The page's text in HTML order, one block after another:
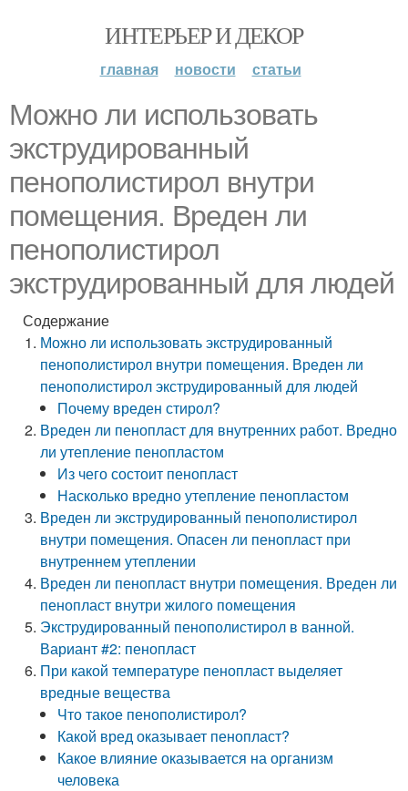
ИНТЕРЬЕР И ДЕКОР
главная новости статьи
Можно ли использовать
экструдированный
пенополистирол внутри
помещения. Вреден ли
пенополистирол
экструдированный для людей
Содержание
Можно ли использовать экструдированный
пенополистирол внутри помещения. Вреден ли
пенополистирол экструдированный для людей
Почему вреден стирол?
Вреден ли пенопласт для внутренних работ. Вредно
ли утепление пенопластом
Из чего состоит пенопласт
Насколько вредно утепление пенопластом
Вреден ли экструдированный пенополистирол
внутри помещения. Опасен ли пенопласт при
внутреннем утеплении
Вреден ли пенопласт внутри помещения. Вреден ли
пенопласт внутри жилого помещения
Экструдированный пенополистирол в ванной.
Вариант #2: пенопласт
При какой температуре пенопласт выделяет
вредные вещества
Что такое пенополистирол?
Какой вред оказывает пенопласт?
Какое влияние оказывается на организм
человека